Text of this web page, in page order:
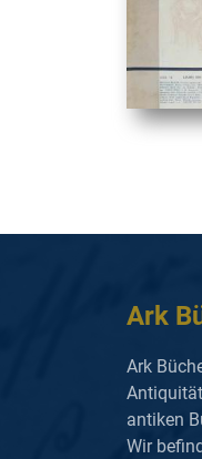
Ark
Ark
antiken
Wir